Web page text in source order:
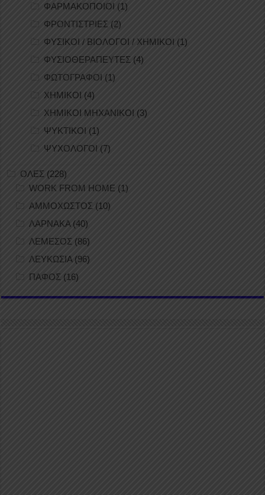
ΦΑΡΜΑΚΟΠΟΙΟΙ (1)
ΦΡΟΝΤΙΣΤΡΙΕΣ (2)
ΦΥΣΙΚΟΙ / ΒΙΟΛΟΓΟΙ / ΧΗΜΙΚΟΙ (1)
ΦΥΣΙΟΘΕΡΑΠΕΥΤΕΣ (4)
ΦΩΤΟΓΡΑΦΟΙ (1)
ΧΗΜΙΚΟΙ (4)
ΧΗΜΙΚΟΙ ΜΗΧΑΝΙΚΟΙ (3)
ΨΥΚΤΙΚΟΙ (1)
ΨΥΧΟΛΟΓΟΙ (7)
ΟΛΕΣ (228)
WORK FROM HOME (1)
ΑΜΜΟΧΩΣΤΟΣ (10)
ΛΑΡΝΑΚΑ(40)
ΛΕΜΕΣΟΣ (86)
ΛΕΥΚΩΣΙΑ(96)
ΠΑΦΟΣ (16)